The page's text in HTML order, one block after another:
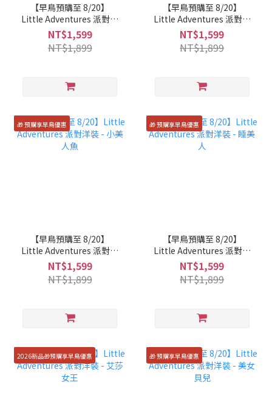
【早鳥預購至 8/20】
Little Adventures 派對洋
裝 - 安娜公主
NT$1,599
NT$1,899
【早鳥預購至 8/20】
Little Adventures 派對洋
裝 - 茉莉公主
NT$1,599
NT$1,899
🎁 預購享早鳥優惠
【早鳥預購至 8/20】
Little Adventures 派對洋
裝 - 小美人魚
NT$1,599
NT$1,899
🎁 預購享早鳥優惠
【早鳥預購至 8/20】
Little Adventures 派對洋
裝 - 睡美人
NT$1,599
NT$1,899
2026新品🎁預購享早鳥優惠 🎁 預購享早鳥優惠